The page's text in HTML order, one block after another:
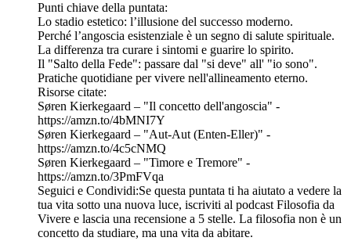
Punti chiave della puntata:
Lo stadio estetico: l’illusione del successo moderno.
Perché l’angoscia esistenziale è un segno di salute spirituale.
La differenza tra curare i sintomi e guarire lo spirito.
Il "Salto della Fede": passare dal "si deve" all' "io sono".
Pratiche quotidiane per vivere nell'allineamento eterno.
Risorse citate:
Søren Kierkegaard – "Il concetto dell'angoscia" -
https://amzn.to/4bMNI7Y
Søren Kierkegaard – "Aut-Aut (Enten-Eller)" -
https://amzn.to/4c5cNMQ
Søren Kierkegaard – "Timore e Tremore" -
https://amzn.to/3PmFVqa
Seguici e Condividi:Se questa puntata ti ha aiutato a vedere la
tua vita sotto una nuova luce, iscriviti al podcast Filosofia da
Vivere e lascia una recensione a 5 stelle. La filosofia non è un
concetto da studiare, ma una vita da abitare.